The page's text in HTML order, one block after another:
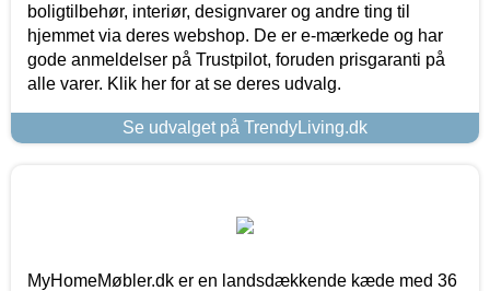
boligtilbehør, interiør, designvarer og andre ting til
hjemmet via deres webshop. De er e-mærkede og har
gode anmeldelser på Trustpilot, foruden prisgaranti på
alle varer. Klik her for at se deres udvalg.
Se udvalget på TrendyLiving.dk
MyHomeMøbler.dk er en landsdækkende kæde med 36